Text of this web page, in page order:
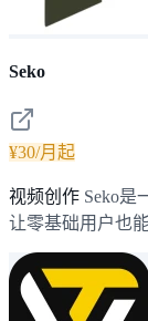
Seko
¥30/月起
视频创作 Seko是
让零基础用户也